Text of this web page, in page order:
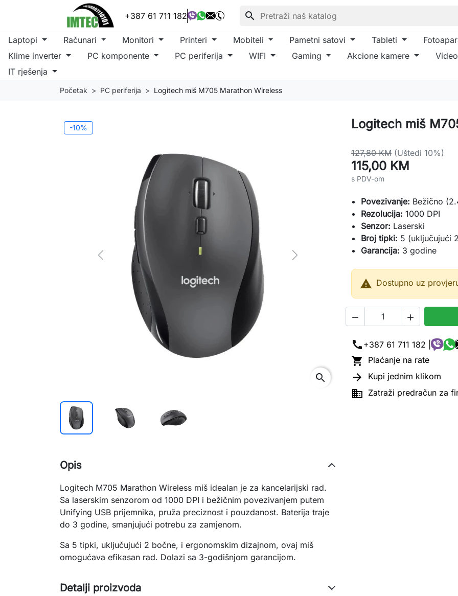
+387 61 711 182 search
Laptopi Računari Monitori Printeri Mobiteli Pametni satovi Tableti
Klime inverter
PC komponente PC periferija WIFI Gaming Akcione kamere
IT rješenja
Početak PC periferija Logitech miš M705 Marathon Wireless
-10%
Previous Next
search
Logitech miš
127,80 KM (Uštedi 10%)
115,00 KM
s PDV-om
Povezivanje: Bežično
Rezolucija: 1000 DPI
Senzor: Laserski
Broj tipki: 5 (uključujući
Garancija: 3 godine
 Dostupno uz
 
call +387 61 711 182 |
 Plaćanje na rate
 Kupi jednim klikom
 Zatraži predračun za
Opis
Logitech M705 Marathon Wireless miš idealan je za kancelarijski rad.
Sa laserskim senzorom od 1000 DPI i bežičnim povezivanjem putem
Unifying USB prijemnika, pruža preciznost i pouzdanost. Baterija traje
do 3 godine, smanjujući potrebu za zamjenom.
Sa 5 tipki, uključujući 2 bočne, i ergonomskim dizajnom, ovaj miš
omogućava efikasan rad. Dolazi sa 3-godišnjom garancijom.
Detalji proizvoda